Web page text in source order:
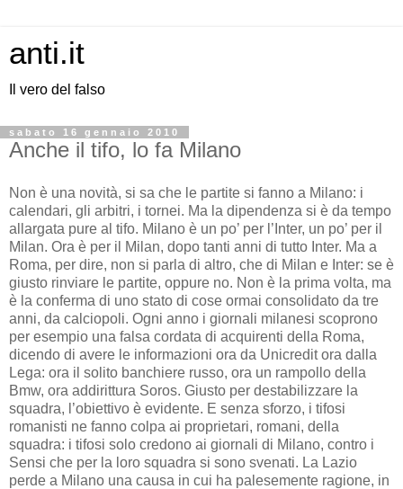
anti.it
Il vero del falso
sabato 16 gennaio 2010
Anche il tifo, lo fa Milano
Non è una novità, si sa che le partite si fanno a Milano: i
calendari, gli arbitri, i tornei. Ma la dipendenza si è da tempo
allargata pure al tifo. Milano è un po’ per l’Inter, un po’ per il
Milan. Ora è per il Milan, dopo tanti anni di tutto Inter. Ma a
Roma, per dire, non si parla di altro, che di Milan e Inter: se è
giusto rinviare le partite, oppure no. Non è la prima volta, ma
è la conferma di uno stato di cose ormai consolidato da tre
anni, da calciopoli. Ogni anno i giornali milanesi scoprono
per esempio una falsa cordata di acquirenti della Roma,
dicendo di avere le informazioni ora da Unicredit ora dalla
Lega: ora il solito banchiere russo, ora un rampollo della
Bmw, ora addirittura Soros. Giusto per destabilizzare la
squadra, l’obiettivo è evidente. E senza sforzo, i tifosi
romanisti ne fanno colpa ai proprietari, romani, della
squadra: i tifosi solo credono ai giornali di Milano, contro i
Sensi che per la loro squadra si sono svenati. La Lazio
perde a Milano una causa in cui ha palesemente ragione, in